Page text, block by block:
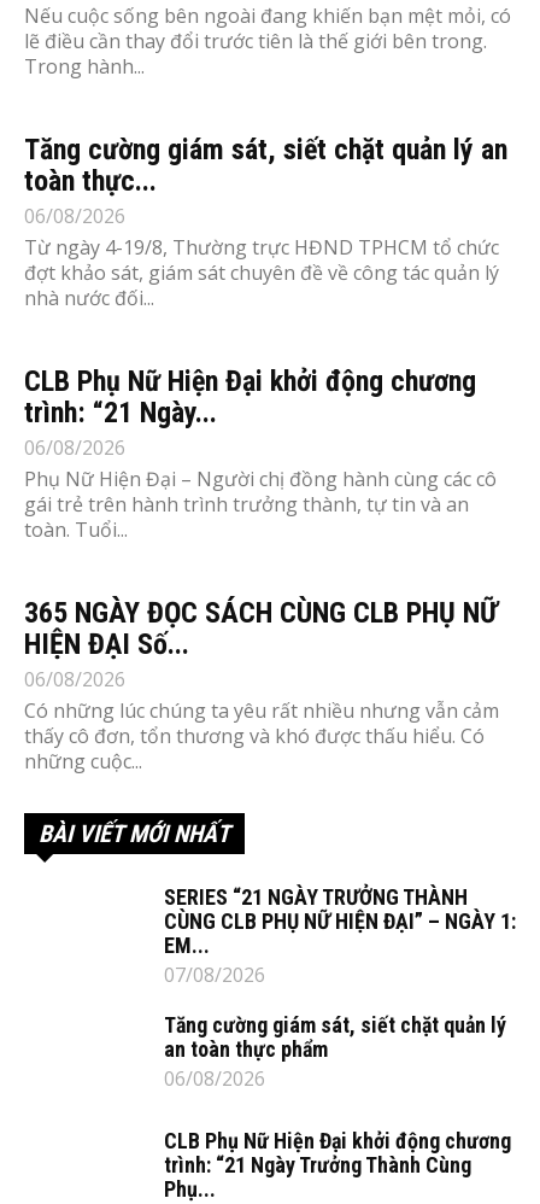
Nếu cuộc sống bên ngoài đang khiến bạn mệt mỏi, có
lẽ điều cần thay đổi trước tiên là thế giới bên trong.
Trong hành...
Tăng cường giám sát, siết chặt quản lý an
toàn thực...
06/08/2026
Từ ngày 4-19/8, Thường trực HĐND TPHCM tổ chức
đợt khảo sát, giám sát chuyên đề về công tác quản lý
nhà nước đối...
CLB Phụ Nữ Hiện Đại khởi động chương
trình: “21 Ngày...
06/08/2026
Phụ Nữ Hiện Đại – Người chị đồng hành cùng các cô
gái trẻ trên hành trình trưởng thành, tự tin và an
toàn. Tuổi...
365 NGÀY ĐỌC SÁCH CÙNG CLB PHỤ NỮ
HIỆN ĐẠI Số...
06/08/2026
Có những lúc chúng ta yêu rất nhiều nhưng vẫn cảm
thấy cô đơn, tổn thương và khó được thấu hiểu. Có
những cuộc...
BÀI VIẾT MỚI NHẤT
SERIES “21 NGÀY TRƯỞNG THÀNH
CÙNG CLB PHỤ NỮ HIỆN ĐẠI” – NGÀY 1:
EM...
07/08/2026
Tăng cường giám sát, siết chặt quản lý
an toàn thực phẩm
06/08/2026
CLB Phụ Nữ Hiện Đại khởi động chương
trình: “21 Ngày Trưởng Thành Cùng
Phụ...